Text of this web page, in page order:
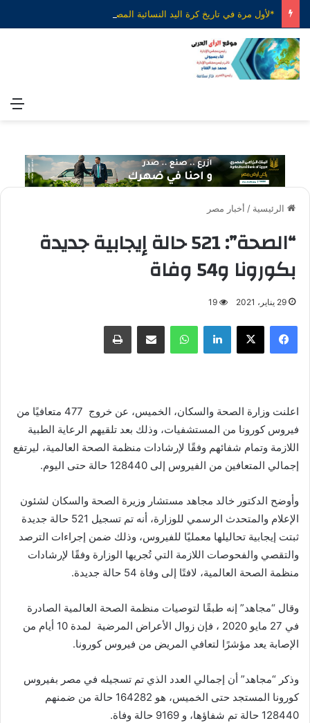
الرئيسية / أخبار مصر
“الصحة”: 521 حالة إيجابية جديدة
بكورونا و54 وفاة
29 يناير، 2021 19
فيسبوك X لينكدإن واتساب مشاركة عبر البريد طباعة
اعلنت وزارة الصحة والسكان، الخميس، عن خروج 477 متعافيًا من
فيروس كورونا من المستشفيات، وذلك بعد تلقيهم الرعاية الطبية
اللازمة وتمام شفائهم وفقًا لإرشادات منظمة الصحة العالمية، ليرتفع
إجمالي المتعافين من الفيروس إلى 128440 حالة حتى اليوم.
وأوضح الدكتور خالد مجاهد مستشار وزيرة الصحة والسكان لشئون
الإعلام والمتحدث الرسمي للوزارة، أنه تم تسجيل 521 حالة جديدة
ثبتت إيجابية تحاليلها معمليًا للفيروس، وذلك ضمن إجراءات الترصد
والتقصي والفحوصات اللازمة التي تُجريها الوزارة وفقًا لإرشادات
منظمة الصحة العالمية، لافتًا إلى وفاة 54 حالة جديدة.
وقال “مجاهد” إنه طبقًا لتوصيات منظمة الصحة العالمية الصادرة
في 27 مايو 2020 ، فإن زوال الأعراض المرضية لمدة 10 أيام من
الإصابة يعد مؤشرًا لتعافي المريض من فيروس كورونا.
وذكر “مجاهد” أن إجمالي العدد الذي تم تسجيله في مصر بفيروس
كورونا المستجد حتى الخميس، هو 164282 حالة من ضمنهم
128440 حالة تم شفاؤها، و 9169 حالة وفاة.